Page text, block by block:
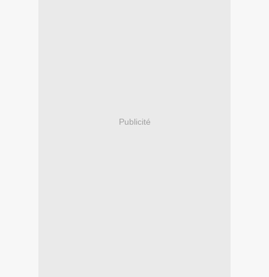
Publicité